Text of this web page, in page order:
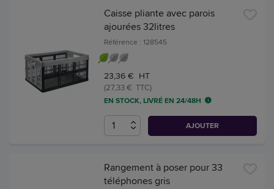
Caisse pliante avec parois
ajourées 32litres
Référence : 128545
23,36 € HT
(27,33 € TTC)
EN STOCK, LIVRÉ EN 24/48H
AJOUTER
Rangement à poser pour 33
téléphones gris